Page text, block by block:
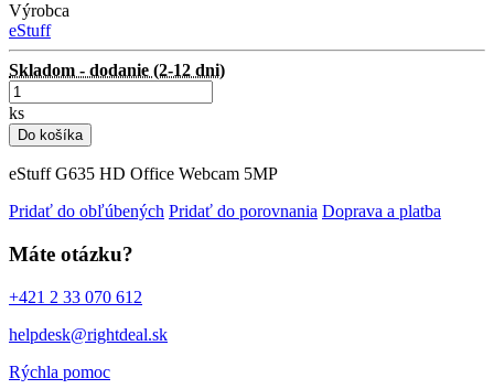
Výrobca
eStuff
Skladom - dodanie (2-12 dni)
ks
Do košíka
eStuff G635 HD Office Webcam 5MP
Pridať do obľúbených Pridať do porovnania Doprava a platba
Máte otázku?
+421 2 33 070 612
helpdesk@rightdeal.sk
Rýchla pomoc